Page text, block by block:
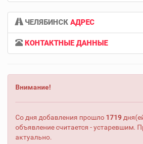
ЧЕЛЯБИНСК АДРЕС
КОНТАКТНЫЕ ДАННЫЕ
Внимание!
Со дня добавления прошло 1719
объявление считается - устаревшим.
актуально.